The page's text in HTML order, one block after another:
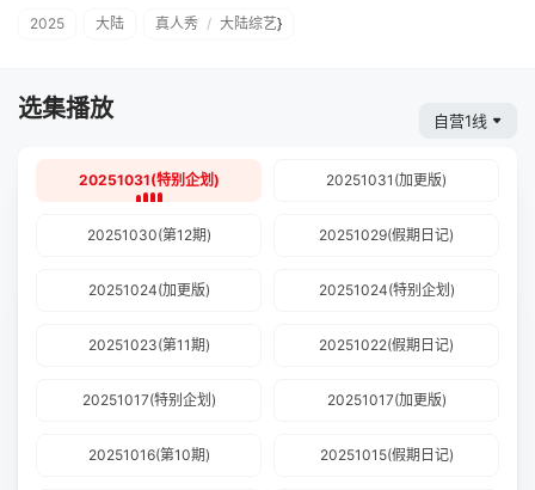
2025 大陆 真人秀 / 大陆综艺}
选集播放 自营1线
20251031(特别企划) 20251031(加更版)
20251030(第12期) 20251029(假期日记)
20251024(加更版) 20251024(特别企划)
20251023(第11期) 20251022(假期日记)
20251017(特别企划) 20251017(加更版)
20251016(第10期) 20251015(假期日记)